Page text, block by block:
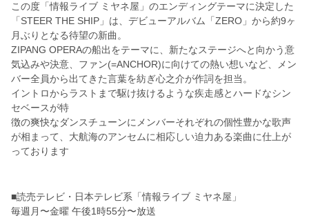
この度「情報ライブ ミヤネ屋」のエンディングテーマに決定した
「STEER THE SHIP」は、デビューアルバム「ZERO」から約9ヶ
月ぶりとなる待望の新曲。
ZIPANG OPERAの船出をテーマに、新たなステージへと向かう意
気込みや決意、ファン(=ANCHOR)に向けての熱い想いなど、メン
バー全員から出てきた言葉を紡ぎ心之介が作詞を担当。
イントロからラストまで駆け抜けるような疾走感とハードなシン
セベースが特
徴の爽快なダンスチューンにメンバーそれぞれの個性豊かな歌声
が相まって、大航海のアンセムに相応しい迫力ある楽曲に仕上が
っております
■読売テレビ・日本テレビ系「情報ライブ ミヤネ屋」
毎週月〜金曜 午後1時55分〜放送